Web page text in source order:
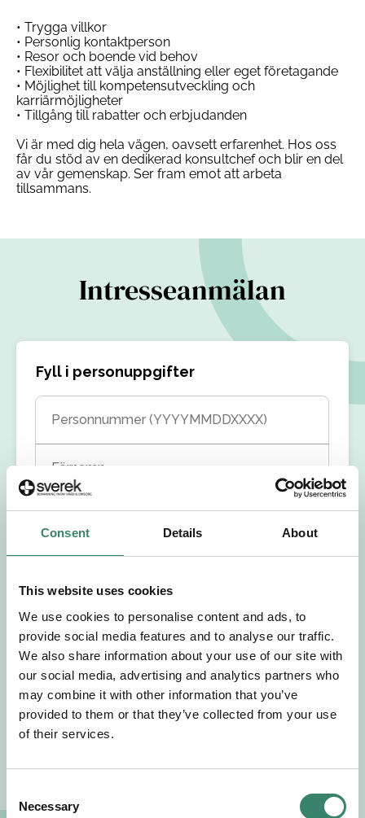
Consent Details About
This website uses cookies
We use cookies to personalise content and ads, to
provide social media features and to analyse our traffic.
We also share information about your use of our site with
our social media, advertising and analytics partners who
may combine it with other information that you’ve
provided to them or that they’ve collected from your use
of their services.
o
Necessary
• Trygga villkor
• Personlig kontaktperson
• Resor och boende vid behov
• Flexibilitet att välja anställning eller eget företagande
• Möjlighet till kompetensutveckling och
karriärmöjligheter
• Tillgång till rabatter och erbjudanden
Vi är med dig hela vägen, oavsett erfarenhet. Hos oss
får du stöd av en dedikerad konsultchef och blir en del
av vår gemenskap. Ser fram emot att arbeta
tillsammans.
Intresseanmälan
Fyll i personuppgifter
Personnummer (YYYYMMDDXXXX)
Förnamn
Efternamn
Välj önskat arbetsområde
Välj önskad anställningsform
+46
Jag godkänner Sverek’s
och